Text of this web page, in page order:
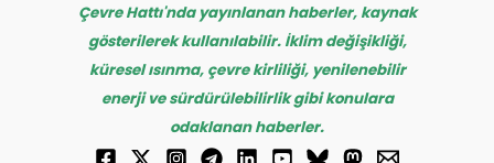
Çevre Hattı'nda yayınlanan haberler, kaynak
gösterilerek kullanılabilir. İklim değişikliği,
küresel ısınma, çevre kirliliği, yenilenebilir
enerji ve sürdürülebilirlik gibi konulara
odaklanan haberler.